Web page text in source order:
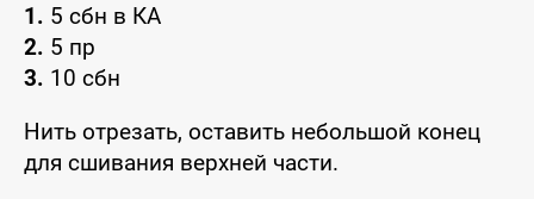
1. 5 сбн в КА
2. 5 пр
3. 10 сбн
Нить отрезать, оставить небольшой конец
для сшивания верхней части.